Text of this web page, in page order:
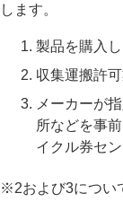
します。
製品を購入
収集運搬許
メーカーが
所などを事
イクル券セ
※2および3につい